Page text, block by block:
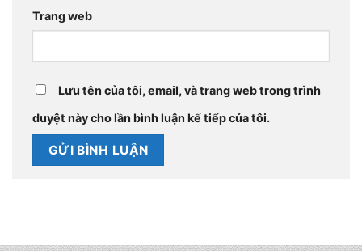
Trang web
Lưu tên của tôi, email, và trang web trong trình
duyệt này cho lần bình luận kế tiếp của tôi.